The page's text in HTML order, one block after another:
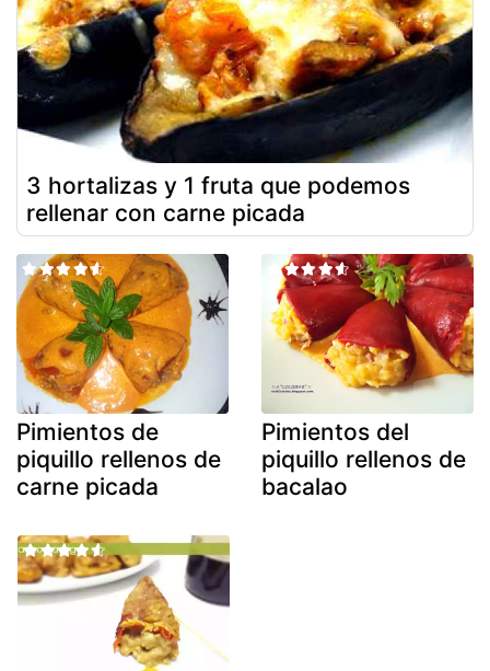
3 hortalizas y 1 fruta que podemos
rellenar con carne picada
Pimientos de
piquillo rellenos de
carne picada
Pimientos del
piquillo rellenos de
bacalao